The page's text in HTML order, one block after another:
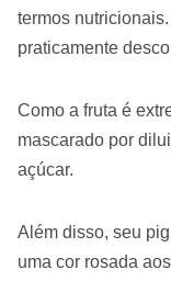
termos
praticamente
Como a fruta é
mascarado por
açúcar.
Além disso, seu
uma cor rosada